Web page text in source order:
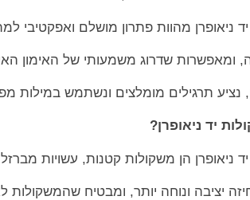
ניאופרן מהוות פתרון מושלם ואפקטיבי
ומאפשרות שדרוג משמעותי של האימון
נציע תרגילים מומלצים ונשתמש במילות
יד ניאופרן?
ניאופרן הן משקולות קטנות, עשויות
יציבה ונוחה יותר, ומבטיח שהמשקולות